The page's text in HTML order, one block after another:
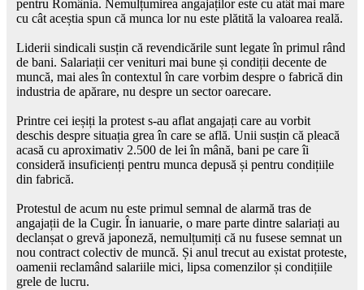
pentru România. Nemulțumirea angajaților este cu atât mai mare
cu cât aceștia spun că munca lor nu este plătită la valoarea reală.
Liderii sindicali susțin că revendicările sunt legate în primul rând
de bani. Salariații cer venituri mai bune și condiții decente de
muncă, mai ales în contextul în care vorbim despre o fabrică din
industria de apărare, nu despre un sector oarecare.
Printre cei ieșiți la protest s-au aflat angajați care au vorbit
deschis despre situația grea în care se află. Unii susțin că pleacă
acasă cu aproximativ 2.500 de lei în mână, bani pe care îi
consideră insuficienți pentru munca depusă și pentru condițiile
din fabrică.
Protestul de acum nu este primul semnal de alarmă tras de
angajații de la Cugir. În ianuarie, o mare parte dintre salariați au
declanșat o grevă japoneză, nemulțumiți că nu fusese semnat un
nou contract colectiv de muncă. Și anul trecut au existat proteste,
oamenii reclamând salariile mici, lipsa comenzilor și condițiile
grele de lucru.